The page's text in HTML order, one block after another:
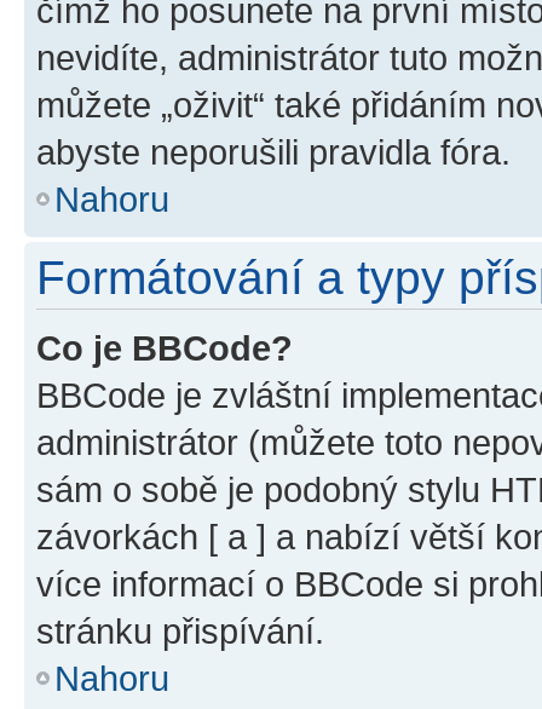
čímž ho posunete na první
nevidíte, administrátor tuto
můžete „oživit“ také přidáním
abyste neporušili pravidla fóra.
Nahoru
Formátování a typy
Co je BBCode?
BBCode je zvláštní
administrátor (můžete toto
sám o sobě je podobný stylu
závorkách [ a ] a nabízí větší
více informací o BBCode si
stránku přispívání.
Nahoru